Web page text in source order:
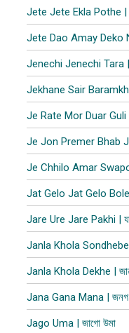
Jete Jete Ekla Pothe |
Jete Dao Amay Deko
Jenechi Jenechi Tara |
Jekhane Sair
Je Rate Mor Duar Guli |
Je Jon Premer Bhab
Je Chhilo Amar
Jat Gelo Jat Gelo Bole
Jare Ure Jare Pakhi |
Janla Khola Sondhebela
Janla Khola Dekhe |
Jana Gana Mana |
Jago Uma | জাগো উমা